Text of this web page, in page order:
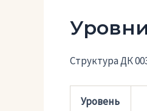
Структура ДК
Уровень